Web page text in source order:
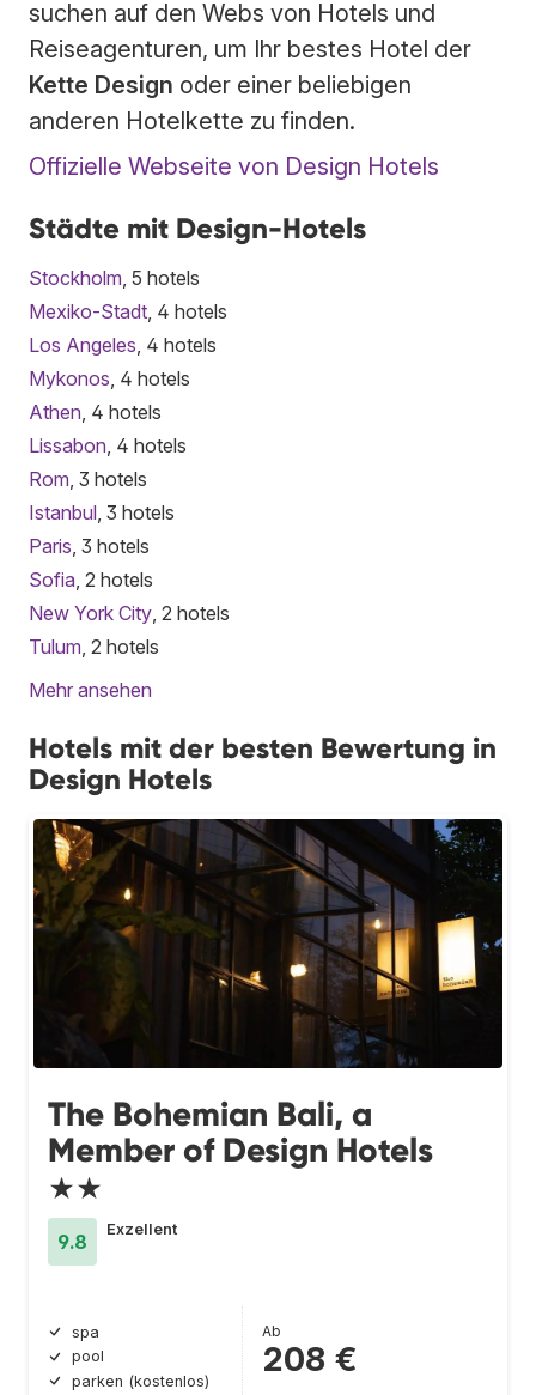
suchen auf den Webs von Hotels und
Reiseagenturen, um Ihr bestes Hotel der
Kette Design oder einer beliebigen
anderen Hotelkette zu finden.
Offizielle Webseite von Design Hotels
Städte mit Design-Hotels
Stockholm , 5 hotels
Mexiko-Stadt , 4 hotels
Los Angeles , 4 hotels
Mykonos , 4 hotels
Athen , 4 hotels
Lissabon , 4 hotels
Rom , 3 hotels
Istanbul , 3 hotels
Paris , 3 hotels
Sofia , 2 hotels
New York City , 2 hotels
Tulum , 2 hotels
Mehr ansehen
Hotels mit der besten Bewertung in
Design Hotels
The Bohemian Bali, a
Member of Design Hotels
★★
9.8
Exzellent
spa
pool
parken (kostenlos)
Ab
208 €